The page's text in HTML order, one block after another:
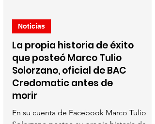
Noticias
La propia historia de éxito
que posteó Marco Tulio
Solorzano, oficial de BAC
Credomatic antes de